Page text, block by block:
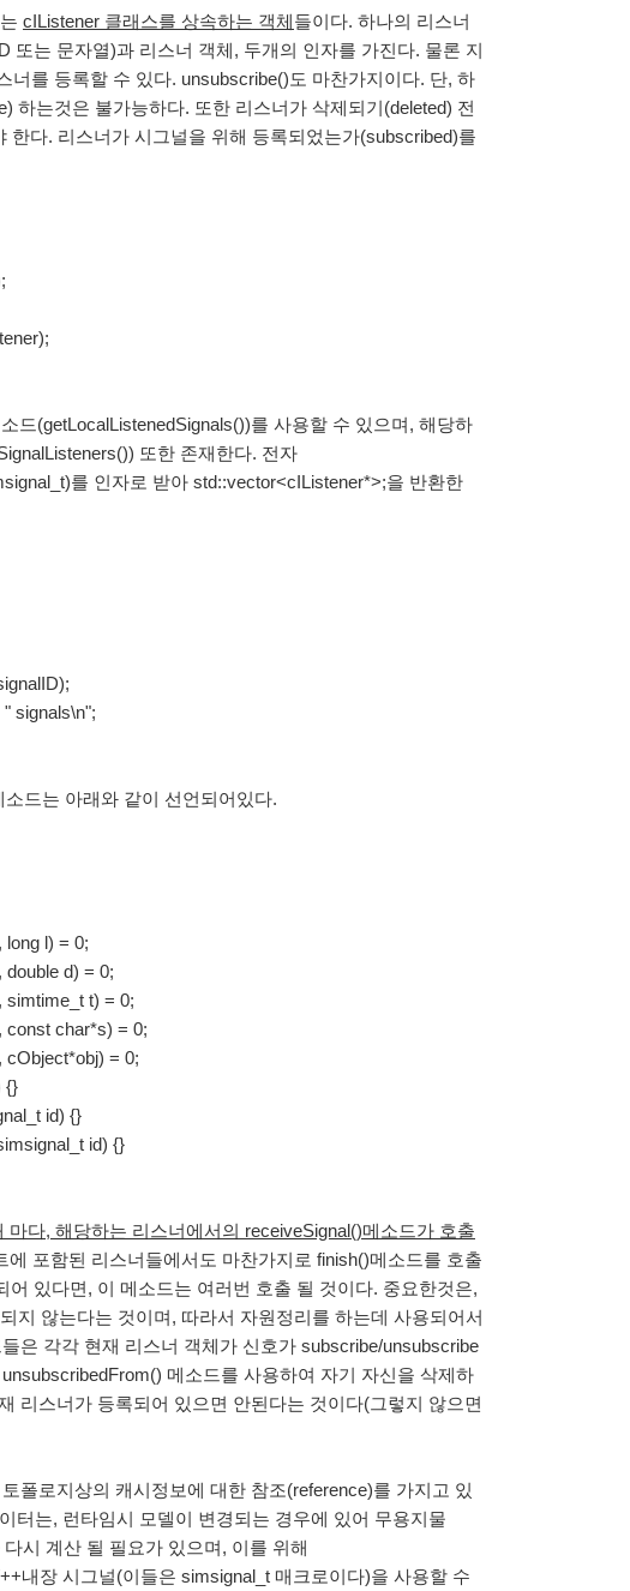
cIListener 클래스를 상속하는 객체들이다. 하나의 리스너
또는 문자열)과 리스너 객체, 두개의 인자를 가진다. 물론 지
를 등록할 수 있다. unsubscribe()도 마찬가지이다. 단, 하
하는것은 불가능하다. 또한 리스너가 삭제되기(deleted) 전
다. 리스너가 시그널을 위해 등록되었는가(subscribed)를
드(getLocalListenedSignals())를 사용할 수 있으며, 해당하
또한 존재한다. 전자
를 인자로 받아 std::vector<cIListener*>;을 반환한
signals\n";
드는 아래와 같이 선언되어있다.
l) = 0;
d) = 0;
t) = 0;
char*s) = 0;
= 0;
{}
id) {}
id) {}
다, 해당하는 리스너에서의 receiveSignal()메소드가 호출
포함된 리스너들에서도 마찬가지로 finish()메소드를 호출
있다면, 이 메소드는 여러번 호출 될 것이다. 중요한것은,
지 않는다는 것이며, 따라서 자원정리를 하는데 사용되어서
은 각각 현재 리스너 객체가 신호가 subscribe/unsubscribe
메소드를 사용하여 자기 자신을 삭제하
리스너가 등록되어 있으면 안된다는 것이다(그렇지 않으면
폴로지상의 캐시정보에 대한 참조(reference)를 가지고 있
터는, 런타임시 모델이 변경되는 경우에 있어 무용지물
시 계산 될 필요가 있으며, 이를 위해
내장 시그널(이들은 simsignal_t 매크로이다)을 사용할 수